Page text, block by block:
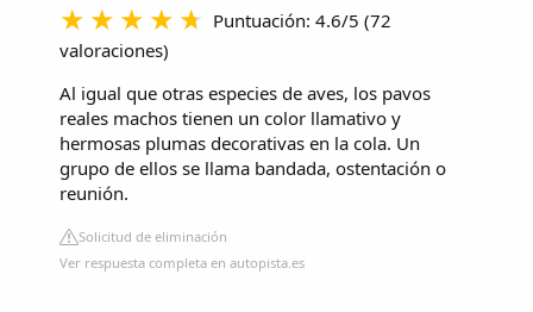
Puntuación: 4.6/5 (72
valoraciones)
Al igual que otras especies de aves, los pavos
reales machos tienen un color llamativo y
hermosas plumas decorativas en la cola. Un
grupo de ellos se llama bandada, ostentación o
reunión.
Solicitud de eliminación
Ver respuesta completa en autopista.es